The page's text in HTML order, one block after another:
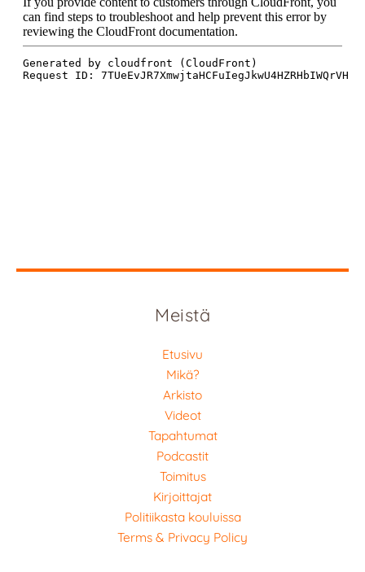
Meistä
Etusivu
Mikä?
Arkisto
Videot
Tapahtumat
Podcastit
Toimitus
Kirjoittajat
Politiikasta kouluissa
Terms & Privacy Policy